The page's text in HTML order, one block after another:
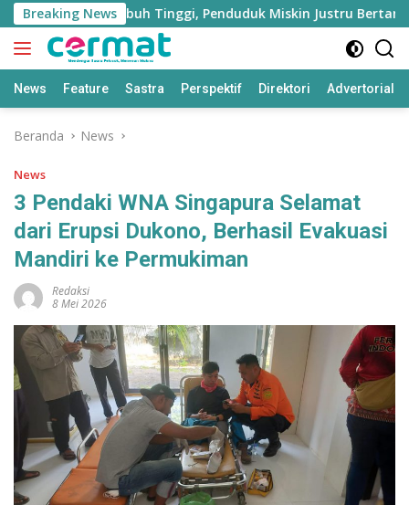
Langsung
ke
konten
Breaking News
Utara Tumbuh Tinggi, Penduduk Miskin Justru Bertambah
News Feature Sastra Perspektif Direktori Advertorial
Beranda News
News
3 Pendaki WNA Singapura Selamat
dari Erupsi Dukono, Berhasil Evakuasi
Mandiri ke Permukiman
Redaksi
8 Mei 2026